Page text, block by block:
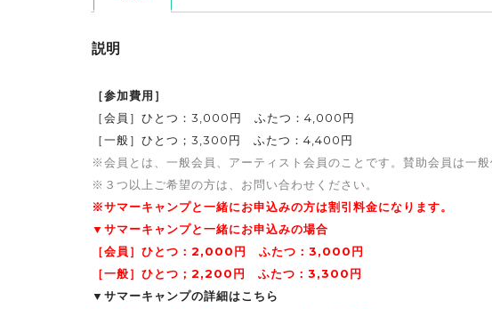
説明
［参加費用］
［会員］ひとつ：3,000円 ふたつ：4,000円
［一般］ひとつ；3,300円 ふたつ：4,400円
※会員とは、一般会員、アーティスト会員のことです。賛助会員は一般
※３つ以上ご希望の方は、お問い合わせください。
※サマーキャンプと一緒にお申込みの方は割引料金になります。
▼サマーキャンプと一緒にお申込みの場合
［会員］ひとつ：2,000円 ふたつ：3,000円
［一般］ひとつ；2,200円 ふたつ：3,300円
▼サマーキャンプの詳細はこちら